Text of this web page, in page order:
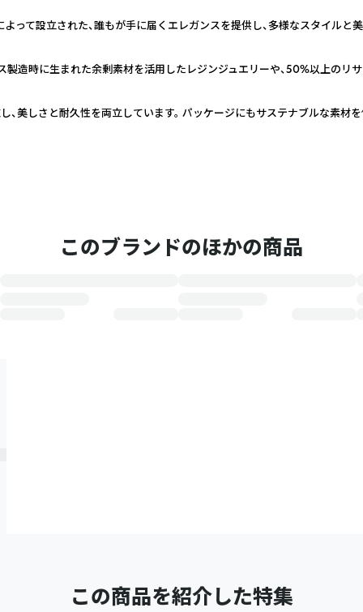
よって設立された、誰もが手に届くエレガンスを提供し、多様なスタイル
製造時に生まれた余剰素材を活用したレジンジュエリーや、50%以上のリ
美しさと耐久性を両立しています。 パッケージにもサステナブルな素材を
このブランドのほかの商品
この商品を紹介した特集